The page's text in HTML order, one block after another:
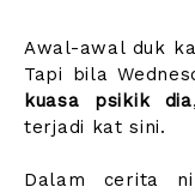
Awal-awal duk
Tapi bila
kuasa psikik dia
terjadi kat sini.
Dalam cerita